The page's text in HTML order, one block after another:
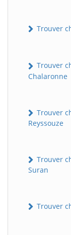
Trouver
Trouver
Chalaronne
Trouver
Reyssouze
Trouver
Suran
Trouver